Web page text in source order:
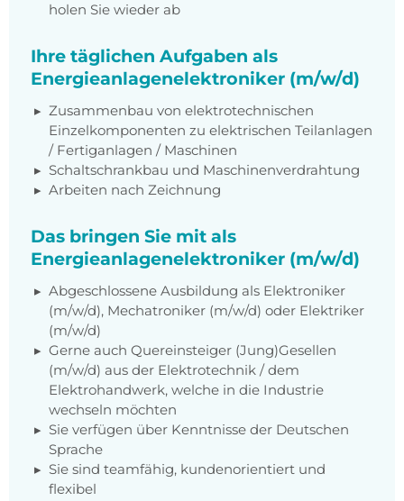
holen Sie wieder ab
Ihre täglichen Aufgaben als
Energieanlagenelektroniker (m/w/d)
Zusammenbau von elektrotechnischen
Einzelkomponenten zu elektrischen Teilanlagen
/ Fertiganlagen / Maschinen
Schaltschrankbau und Maschinenverdrahtung
Arbeiten nach Zeichnung
Das bringen Sie mit als
Energieanlagenelektroniker (m/w/d)
Abgeschlossene Ausbildung als Elektroniker
(m/w/d), Mechatroniker (m/w/d) oder Elektriker
(m/w/d)
Gerne auch Quereinsteiger (Jung)Gesellen
(m/w/d) aus der Elektrotechnik / dem
Elektrohandwerk, welche in die Industrie
wechseln möchten
Sie verfügen über Kenntnisse der Deutschen
Sprache
Sie sind teamfähig, kundenorientiert und
flexibel